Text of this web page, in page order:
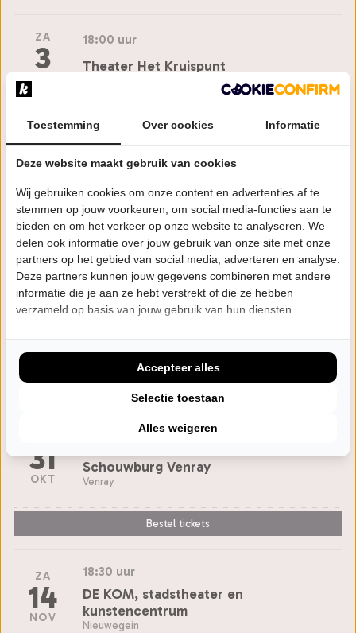
ZA
3
OKT
18:00 uur
Theater Het Kruispunt
Bestel tickets
DO
8
OKT
18:00 uur
Haventheater IJmuiden
IJmuiden
Bestel tickets
10
18:00 uur
31
OKT
Schouwburg Venray
Venray
Bestel tickets
ZA
14
NOV
18:30 uur
DE KOM, stadstheater en
kunstencentrum
Nieuwegein
Toestemming Over cookies Informatie
Deze website maakt gebruik van cookies
Wij gebruiken cookies om onze content en advertenties af te
stemmen op jouw voorkeuren, om social media-functies aan te
bieden en om het verkeer op onze website te analyseren. We
delen ook informatie over jouw gebruik van onze site met onze
partners op het gebied van social media, adverteren en analyse.
Deze partners kunnen jouw gegevens combineren met andere
informatie die je aan ze hebt verstrekt of die ze hebben
verzameld op basis van jouw gebruik van hun diensten.
Alles weigeren
Selectie toestaan
Accepteer alles